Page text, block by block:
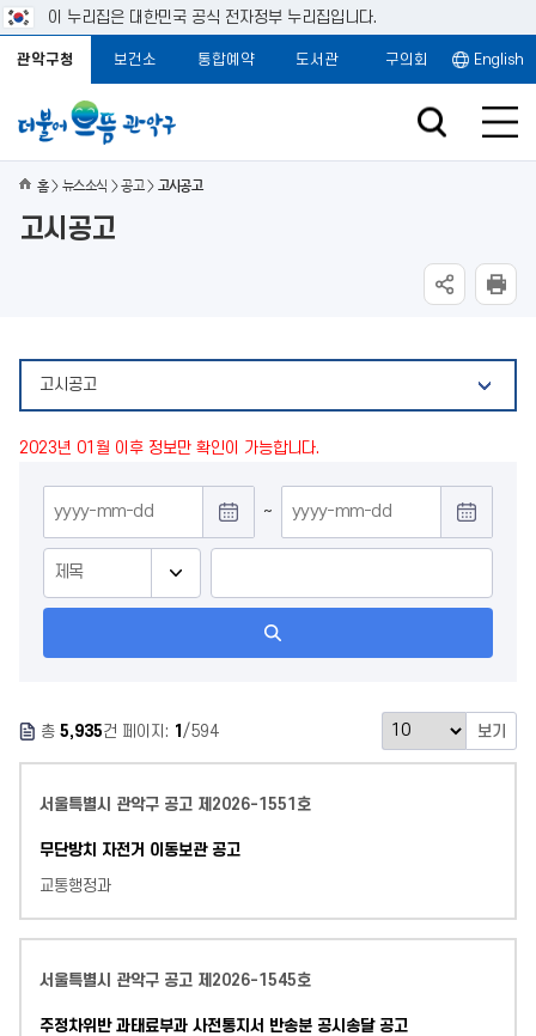
이 누리집은 대한민국 공식 전자정부 누리집입니다.
관악구청 보건소 통합예약 도서관 구의회 English
홈 뉴스소식 공고 고시공고
고시공고
고시공고
2023년 01월 이후 정보만 확인이 가능합니다.
시
판
검
색
~
총 5,935건 페이지: 1 /594 보기
서울특별시 관악구 공고 제2026-1551호
무단방치 자전거 이동보관 공고
교통행정과
서울특별시 관악구 공고 제2026-1545호
주정차위반 과태료부과 사전통지서 반송분 공시송달 공고